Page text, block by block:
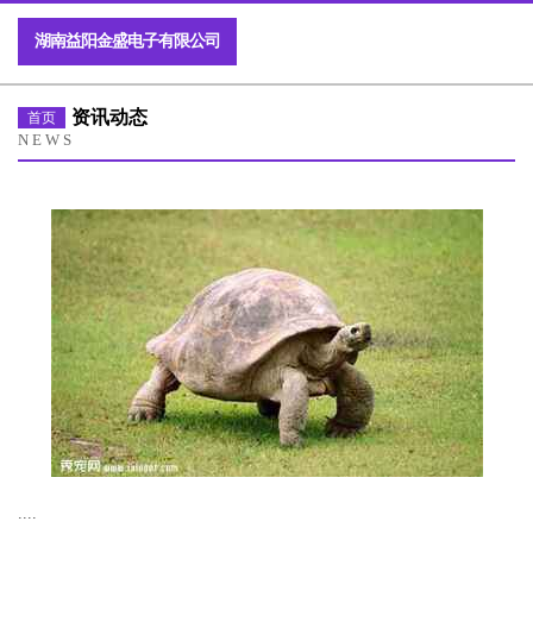
湖南益阳金盛电子有限公司
首页 资讯动态
NEWS
....